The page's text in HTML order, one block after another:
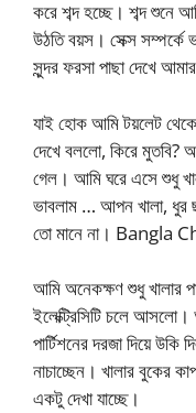
করে শব্দ হচ্ছে। শব্দ শুনে
উঠতি বয়স। সেক্স সম্পর্কে
সুন্দর ফরসা পাছা দেখে
যাই হোক আমি টয়লেট
দেখে বললো, কিরে মুতবি?
গেল। আমি ঘরে এসে শুধু
ভাবলাম … আপন খালা, ধুর
তো মানে না। Bangla
আমি অনেকক্ষণ শুধু খালার
ইলেক্ট্রিসিটি চলে
পার্টিশনের দরজা দিয়ে উকি
নাচাচ্ছেন। খালার বুকের
একটু দেখা যাচ্ছে।